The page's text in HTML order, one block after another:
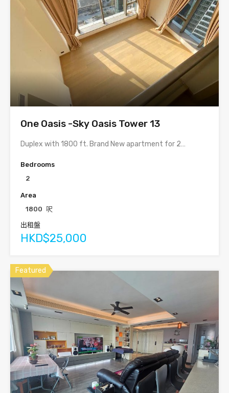
One Oasis -Sky Oasis Tower 13
Duplex with 1800 ft. Brand New apartment for 2…
Bedrooms
2
Area
1800 呎
出租盤
HKD$25,000
Featured